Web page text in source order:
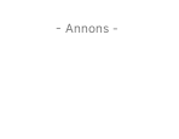
- Annons -